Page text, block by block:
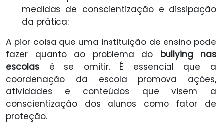
medidas de conscientização e dissipação
da prática:
A pior coisa que uma instituição de ensino pode
fazer quanto ao problema do bullying nas
escolas é se omitir. É essencial que a
coordenação da escola promova ações,
atividades e conteúdos que visem a
conscientização dos alunos como fator de
proteção.